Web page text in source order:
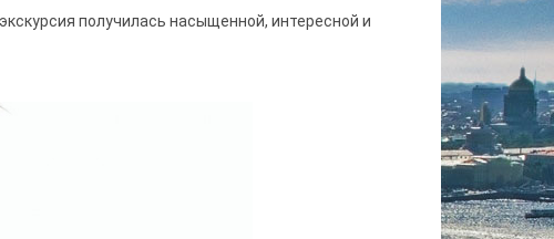
получилась насыщенной, интересной и